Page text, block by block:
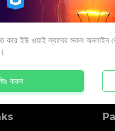
করে ইউ ওয়াই ল্যাবের সকল অনলাইন
করুন